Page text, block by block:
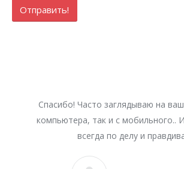
Спасибо! Часто заглядываю на
компьютера, так и с мобильного..
всегда по делу и